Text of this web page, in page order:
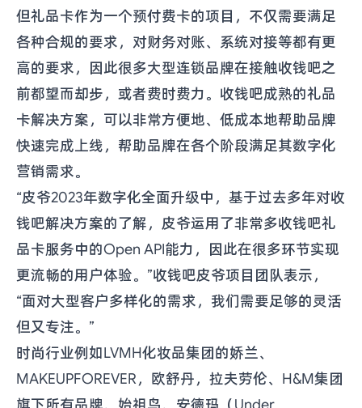
但礼品卡作为一个预付费卡的项目，不仅需要满足
各种合规的要求，对财务对账、系统对接等都有更
高的要求，因此很多大型连锁品牌在接触收钱吧之
前都望而却步，或者费时费力。收钱吧成熟的礼品
卡解决方案，可以非常方便地、低成本地帮助品牌
快速完成上线，帮助品牌在各个阶段满足其数字化
营销需求。
“皮爷2023年数字化全面升级中，基于过去多年对收
钱吧解决方案的了解，皮爷运用了非常多收钱吧礼
品卡服务中的Open API能力，因此在很多环节实现
更流畅的用户体验。”收钱吧皮爷项目团队表示，
“面对大型客户多样化的需求，我们需要足够的灵活
但又专注。”
时尚行业例如LVMH化妆品集团的娇兰、
MAKEUPFOREVER，欧舒丹，拉夫劳伦、H&M集团